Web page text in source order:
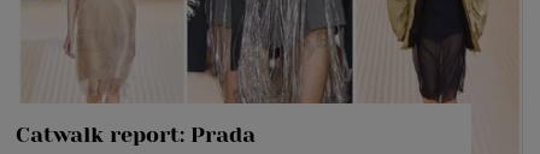
Catwalk report: Prada